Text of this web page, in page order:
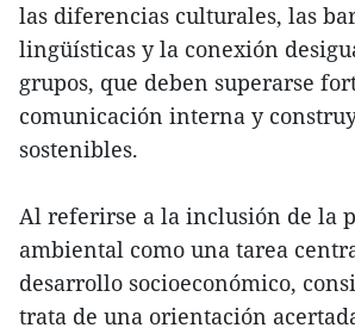
las diferencias culturales, las
lingüísticas y la conexión
grupos, que deben superarse
comunicación interna y
sostenibles.
Al referirse a la inclusión de la
ambiental como una tarea
desarrollo socioeconómico,
trata de una orientación